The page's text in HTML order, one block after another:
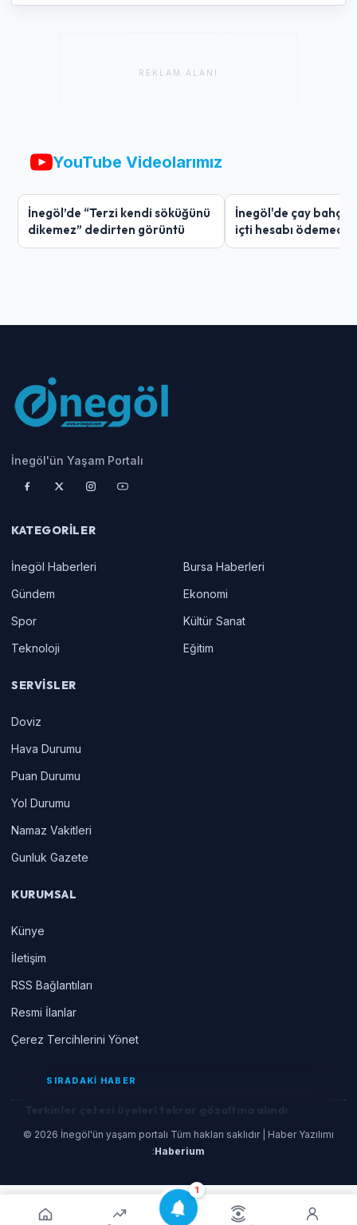
1
REKLAM ALANI
YouTube Videolarımız
İnegöl’de “Terzi kendi söküğünü
dikemez” dedirten görüntü
İnegöl'de çay
içti hesabı ödemedi
İnegöl'ün Yaşam Portalı
KATEGORILER
İnegöl Haberleri
Bursa Haberleri
Gündem
Ekonomi
Spor
Kültür Sanat
Teknoloji
Eğitim
SERVISLER
Doviz
Hava Durumu
Puan Durumu
Yol Durumu
Namaz Vakitleri
Gunluk Gazete
KURUMSAL
Künye
İletişim
RSS Bağlantıları
Resmi İlanlar
Çerez Tercihlerini Yönet
© 2026 İnegöl'ün yaşam portalı Tüm hakları saklıdır | Haber Yazılımı
:Haberium
SIRADAKİ HABER